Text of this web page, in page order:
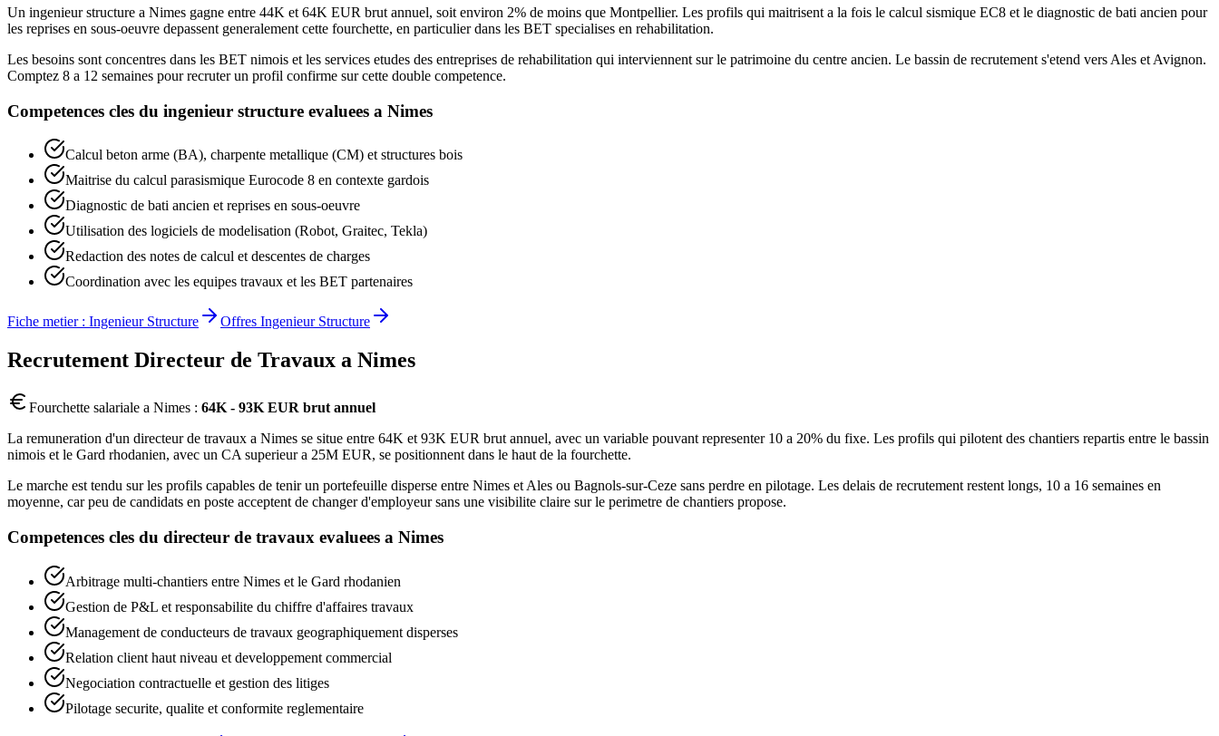
Un ingenieur structure a Nimes gagne entre 44K et 64K EUR brut annuel, soit environ 2% de moins que Montpellier. Les profils qui maitrisent a la fois le calcul sismique EC8 et le diagnostic de bati ancien pour
les reprises en sous-oeuvre depassent generalement cette fourchette, en particulier dans les BET specialises en rehabilitation.
Les besoins sont concentres dans les BET nimois et les services etudes des entreprises de rehabilitation qui interviennent sur le patrimoine du centre ancien. Le bassin de recrutement s'etend vers Ales et Avignon.
Comptez 8 a 12 semaines pour recruter un profil confirme sur cette double competence.
Competences cles du ingenieur structure evaluees a Nimes
Calcul beton arme (BA), charpente metallique (CM) et structures bois
Maitrise du calcul parasismique Eurocode 8 en contexte gardois
Diagnostic de bati ancien et reprises en sous-oeuvre
Utilisation des logiciels de modelisation (Robot, Graitec, Tekla)
Redaction des notes de calcul et descentes de charges
Coordination avec les equipes travaux et les BET partenaires
Fiche metier : Ingenieur Structure Offres Ingenieur Structure
Recrutement Directeur de Travaux a Nimes
Fourchette salariale a Nimes : 64K - 93K EUR brut annuel
La remuneration d'un directeur de travaux a Nimes se situe entre 64K et 93K EUR brut annuel, avec un variable pouvant representer 10 a 20% du fixe. Les profils qui pilotent des chantiers repartis entre le bassin
nimois et le Gard rhodanien, avec un CA superieur a 25M EUR, se positionnent dans le haut de la fourchette.
Le marche est tendu sur les profils capables de tenir un portefeuille disperse entre Nimes et Ales ou Bagnols-sur-Ceze sans perdre en pilotage. Les delais de recrutement restent longs, 10 a 16 semaines en
moyenne, car peu de candidats en poste acceptent de changer d'employeur sans une visibilite claire sur le perimetre de chantiers propose.
Competences cles du directeur de travaux evaluees a Nimes
Arbitrage multi-chantiers entre Nimes et le Gard rhodanien
Gestion de P&L et responsabilite du chiffre d'affaires travaux
Management de conducteurs de travaux geographiquement disperses
Relation client haut niveau et developpement commercial
Negociation contractuelle et gestion des litiges
Pilotage securite, qualite et conformite reglementaire